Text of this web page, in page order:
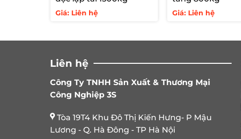
Giá: Liên hệ Giá: Liên hệ
Liên hệ
Công Ty TNHH Sản Xuất & Thương Mại
Công Nghiệp 3S
Tòa 19T4 Khu Đô Thị Kiến Hưng- P Mậu
Lương - Q. Hà Đông - TP Hà Nội